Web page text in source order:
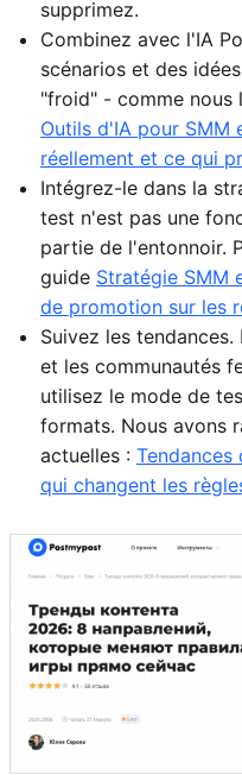
supprimez.
Combinez avec l'IA
scénarios et des
"froid" - comme nous
Outils d'IA pour SMM
réellement et ce qui
Intégrez-le dans la
test n'est pas une
partie de l'entonnoir.
guide Stratégie SMM
de promotion sur les
Suivez les
et les communautés
utilisez le mode de
formats. Nous avons
actuelles :
qui changent les